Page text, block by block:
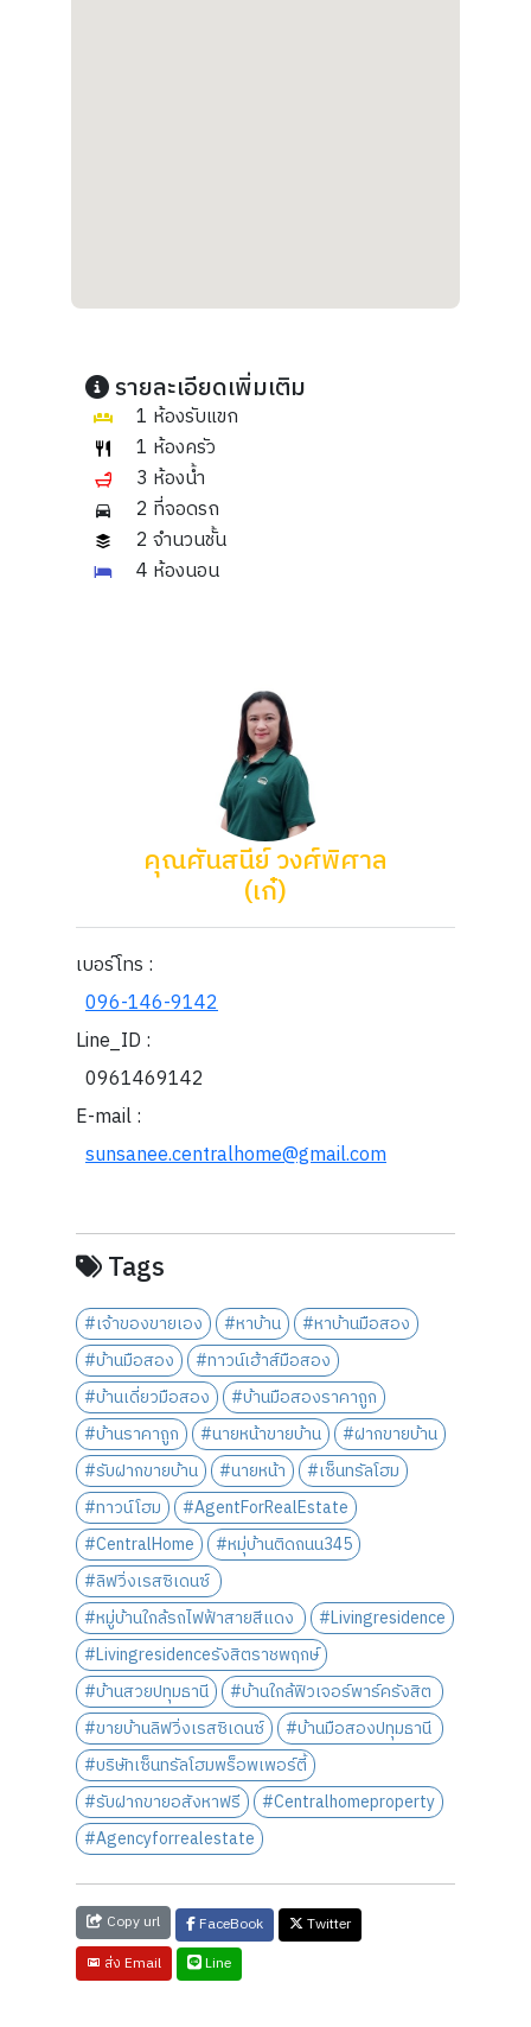
รายละเอียดเพิ่มเติม
1 ห้องรับแขก
1 ห้องครัว
3 ห้องน้ำ
2 ที่จอดรถ
2 จำนวนชั้น
4 ห้องนอน
คุณศันสนีย์ วงศ์พิศาล
(เก๋)
เบอร์โทร :
096-146-9142
Line_ID :
0961469142
E-mail :
sunsanee.centralhome@gmail.com
Tags
#เจ้าของขายเอง #หาบ้าน
#หาบ้านมือสอง
#บ้านมือสอง
#ทาวน์เฮ้าส์มือสอง
#บ้านเดี่ยวมือสอง
#บ้านมือสองราคาถูก
#บ้านราคาถูก
#นายหน้าขายบ้าน
#ฝากขายบ้าน
#รับฝากขายบ้าน
#นายหน้า
#เซ็นทรัลโฮม
#ทาวน์โฮม
#AgentForRealEstate
#CentralHome
#หมุ่บ้านติดถนน345
#ลิฟวิ่งเรสซิเดนซ์
#หมู่บ้านใกล้รถไฟฟ้าสายสีแดง
#Livingresidence
#Livingresidenceรังสิตราชพฤกษ์
#บ้านสวยปทุมธานี
#บ้านใกล้ฟิวเจอร์พาร์ครังสิต
#ขายบ้านลิฟวิ่งเรสซิเดนซ์
#บ้านมือสองปทุมธานี
#บริษัทเซ็นทรัลโฮมพร็อพเพอร์ตี้
#รับฝากขายอสังหาฟรี
#Centralhomeproperty
#Agencyforrealestate
Copy url FaceBook
Twitter
ส่ง Email
Line